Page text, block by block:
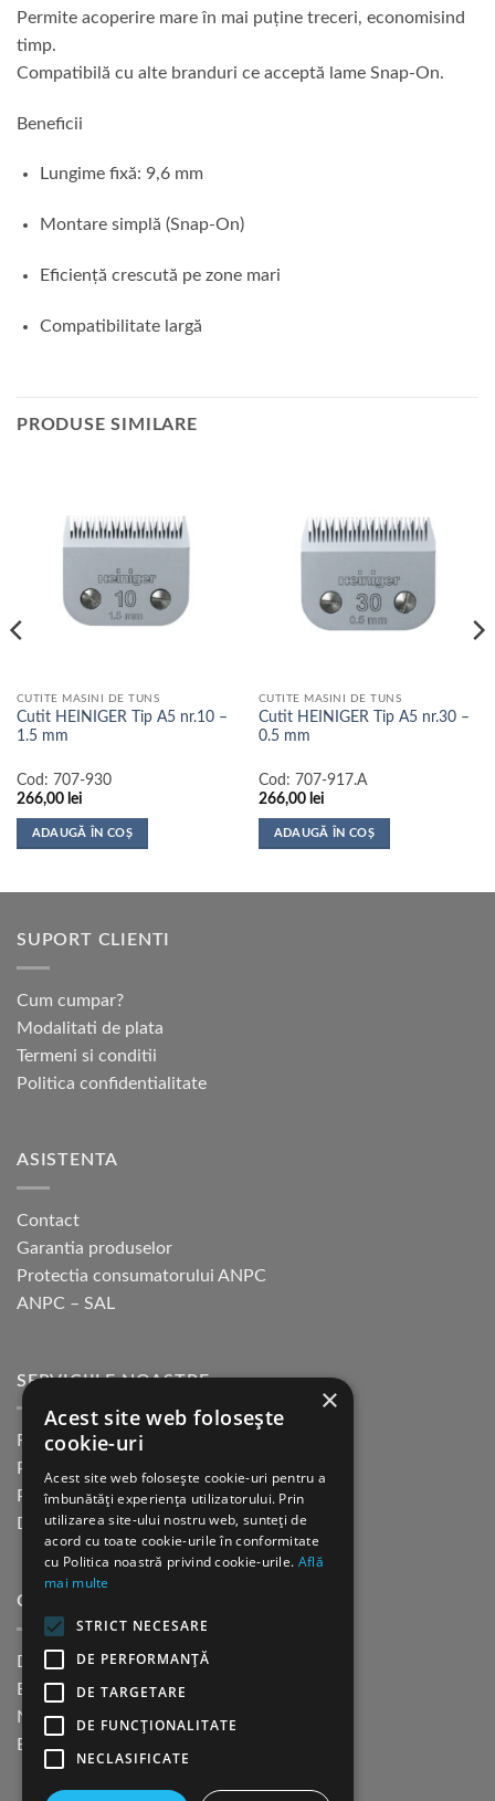
Permite acoperire mare în mai puține treceri, economisind
timp.
Compatibilă cu alte branduri ce acceptă lame Snap-On.
Beneficii
Lungime fixă: 9,6 mm
Montare simplă (Snap-On)
Eficiență crescută pe zone mari
Compatibilitate largă
PRODUSE SIMILARE
CUTITE MASINI DE TUNS
Cutit HEINIGER Tip A5 nr.10 –
1.5 mm
Cod: 707-930
266,00 lei
ADAUGĂ ÎN COȘ
CUTITE MASINI DE TUNS
Cutit HEINIGER Tip A5 nr.30 –
0.5 mm
Cod: 707-917.A
266,00 lei
ADAUGĂ ÎN COȘ
SUPORT CLIENTI
Cum cumpar?
Modalitati de plata
Termeni si conditii
Politica confidentialitate
ASISTENTA
Contact
Garantia produselor
Protectia consumatorului ANPC
ANPC – SAL
SERVICIILE NOASTRE
Returnare in 30 de zile
Plata cu cardul Guerrilla
Plata in rate fara dobanda
Distributie sau profesionisti
CINE SUNTEM?
Despre noi
Blog
Newsletter
Evenimente
×
Acest site web folosește
cookie-uri
Acest site web folosește cookie-uri pentru a
îmbunătăți experiența utilizatorului. Prin
utilizarea site-ului nostru web, sunteți de
acord cu toate cookie-urile în conformitate
cu Politica noastră privind cookie-urile. Află
mai multe
STRICT NECESARE
DE PERFORMANȚĂ
DE TARGETARE
DE FUNCŢIONALITATE
NECLASIFICATE